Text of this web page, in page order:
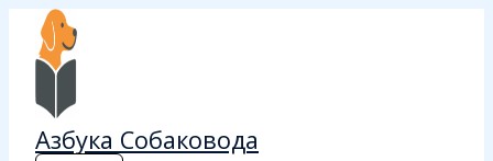
Перейти
содержимому
Азбука Собаковода